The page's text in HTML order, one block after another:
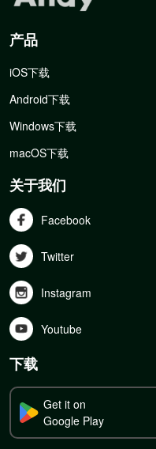
产品
iOS下载
Android下载
Windows下载
macOS下载
关于我们
Facebook
Twitter
Instagram
Youtube
下载
Get it on
Google Play